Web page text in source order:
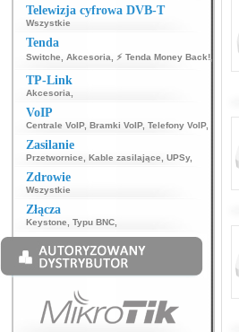
Telewizja cyfrowa DVB-T
Wszystkie
Tenda
Switche Akcesoria ⚡ Tenda Money Back!
TP-Link
Akcesoria
VoIP
Centrale VoIP, Bramki VoIP, Telefony VoIP,
Zasilanie
Przetwornice Kable zasilające UPSy,
Zdrowie
Wszystkie
Złącza
Keystone Typu BNC